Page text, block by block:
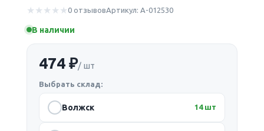
0 отзывовАртикул: А-012530
В наличии
474 ₽/ шт
Выбрать склад:
Волжск 14 шт